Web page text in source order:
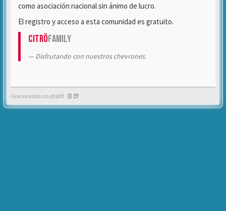
como asociación nacional sin ánimo de lucro.
El registro y acceso a esta comunidad es gratuito.
CitröFamily
Disfrutando con nuestros chevrones.
Funcionando con phpBB -